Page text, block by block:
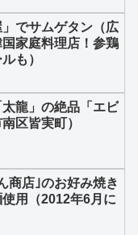
でサムゲタン（広
家庭料理店！参鶏
も）
龍」の絶品「エビ
区皆実町）
商店｣のお好み焼き
用（2012年6月に